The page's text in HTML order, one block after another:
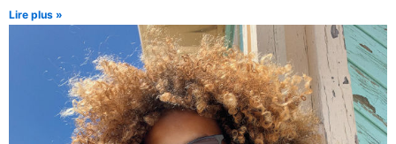
Lire plus »